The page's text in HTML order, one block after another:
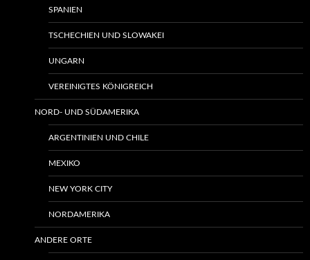
SPANIEN
TSCHECHIEN UND SLOWAKEI
UNGARN
VEREINIGTES KÖNIGREICH
NORD- UND SÜDAMERIKA
ARGENTINIEN UND CHILE
MEXIKO
NEW YORK CITY
NORDAMERIKA
ANDERE ORTE